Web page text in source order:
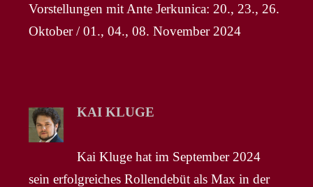
Vorstellungen mit Ante Jerkunica: 20., 23., 26.
Oktober / 01., 04., 08. November 2024
KAI KLUGE
Kai Kluge hat im September 2024
sein erfolgreiches Rollendebüt als Max in der